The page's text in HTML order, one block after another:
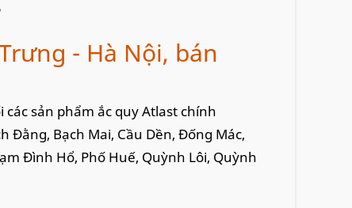
- Hà Nội, bán
sản phẩm ắc quy Atlast chính
Đằng, Bạch Mai, Cầu Dền, Đống Mác,
Đình Hổ, Phố Huế, Quỳnh Lôi, Quỳnh